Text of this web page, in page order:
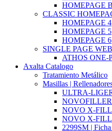
HOMEPAGE
CLASSIC
HOMEPAGE 4
HOMEPAGE 5
HOMEPAGE 6
SINGLE PAGE
ATHOS ONE-
Axalta Catalogo
Tratamiento Metálico
Masillas |
ULTRA-
NOVO X-
NOVO X-
2299SM |